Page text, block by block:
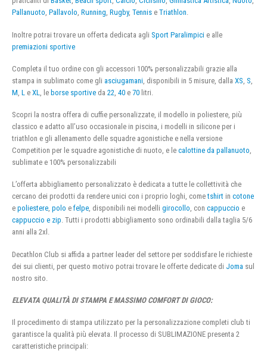
Pallanuoto, Pallavolo, Running, Rugby, Tennis e Triathlon.
Inoltre potrai trovare un offerta dedicata agli Sport Paralimpici e alle
premiazioni sportive
Completa il tuo ordine con gli accessori 100% personalizzabili grazie alla
stampa in sublimato come gli asciugamani , disponibili in 5 misure, dalla XS S
M L e XL , le borse sportive da 22 40 e 70 litri.
Scopri la nostra offera di cuffie personalizzate, il modello in poliestere, più
classico e adatto all’uso occasionale in piscina, i modelli in silicone per i
triathlon e gli allenamento delle squadre agonistiche e nella versione
Competition per le squadre agonistiche di nuoto, e le calottine da pallanuoto,
sublimate e 100% personalizzabili
L’offerta abbigliamento personalizzato è dedicata a tutte le collettività che
cercano dei prodotti da rendere unici con i proprio loghi, cometshirt in cotone
e poliestere, polo e felpe, disponibili nei modelli girocollo, con cappuccio e
cappuccio e zip. Tutti i prodotti abbigliamento sono ordinabili dalla taglia 5/6
anni alla 2xl.
Decathlon Club si affida a partner leader del settore per soddisfare le richieste
dei sui clienti, per questo motivo potrai trovare le offerte dedicate di Joma sul
nostro sito.
ELEVATA QUALITÀ DI STAMPA E MASSIMO COMFORT DI GIOCO:
Il procedimento di stampa utilizzato per la personalizzazione completi club ti
garantisce la qualità più elevata. Il processo di SUBLIMAZIONE presenta 2
caratteristiche principali: